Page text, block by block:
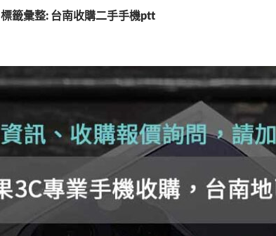
標籤彙整: 台南收購二手手機ptt